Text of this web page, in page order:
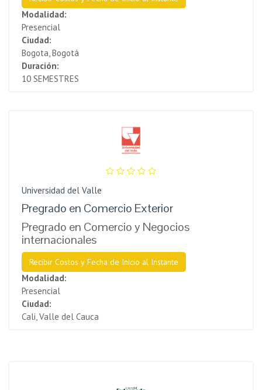
Modalidad:
Presencial
Ciudad:
Bogota, Bogotá
Duración:
10 SEMESTRES
Universidad del Valle
Pregrado en Comercio Exterior
Pregrado en Comercio y Negocios
internacionales
Recibir Costos y Fecha de Inicio al Instante
Modalidad:
Presencial
Ciudad:
Cali, Valle del Cauca